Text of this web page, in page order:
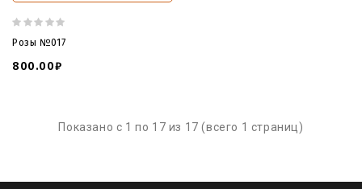
Розы №017
800.00₽
Показано с 1 по 17 из 17 (всего 1 страниц)